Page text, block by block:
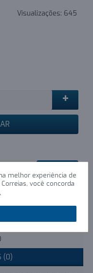
Visualizações: 645
+
(0)
melhor experiência de
você concorda